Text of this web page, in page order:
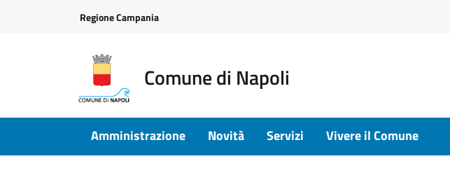
Regione Campania
Comune di Napoli
Amministrazione Novità Servizi Vivere il Comune